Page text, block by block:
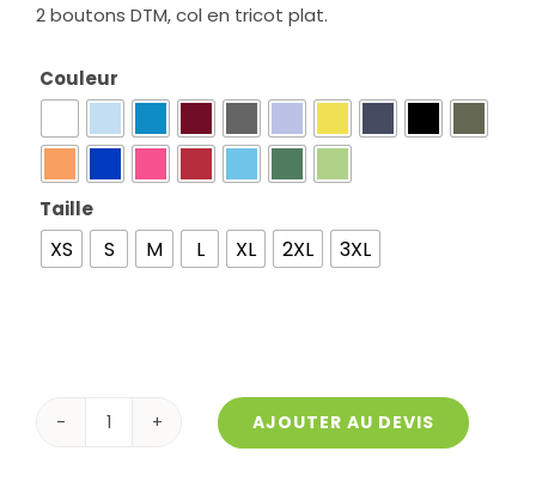
2 boutons DTM, col en tricot plat.
Couleur
Taille
XS S M L XL 2XL 3XL
quantité
AJOUTER AU DEVIS